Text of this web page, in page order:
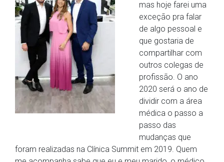
mas hoje farei uma
exceção pra falar
de algo pessoal e
que gostaria de
compartilhar com
outros colegas de
profissão. O ano
2020 será o ano de
dividir com a área
médica o passo a
passo das
mudanças que
foram realizadas na Clínica Summit em 2019. Quem